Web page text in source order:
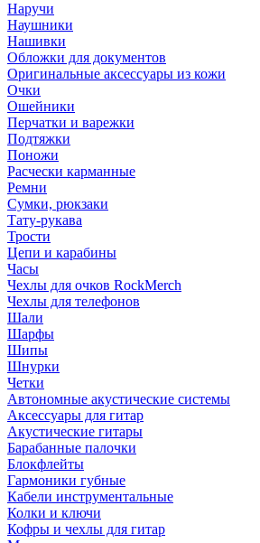
Наручи
Наушники
Нашивки
Обложки для документов
Оригинальные аксессуары из кожи
Очки
Ошейники
Перчатки и варежки
Подтяжки
Поножи
Расчески карманные
Ремни
Сумки, рюкзаки
Тату-рукава
Трости
Цепи и карабины
Часы
Чехлы для очков RockMerch
Чехлы для телефонов
Шали
Шарфы
Шипы
Шнурки
Четки
Автономные акустические системы
Аксессуары для гитар
Акустические гитары
Барабанные палочки
Блокфлейты
Гармоники губные
Кабели инструментальные
Колки и ключи
Кофры и чехлы для гитар